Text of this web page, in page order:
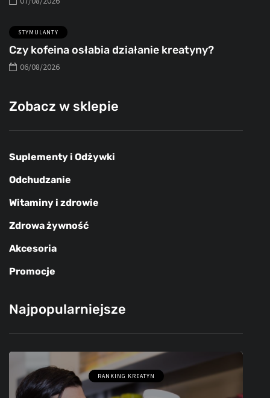
STYMULANTY
Czy kofeina osłabia działanie kreatyny?
06/08/2026
Zobacz w sklepie
Suplementy i Odżywki
Odchudzanie
Witaminy i zdrowie
Zdrowa żywność
Akcesoria
Promocje
Najpopularniejsze
RANKING KREATYN